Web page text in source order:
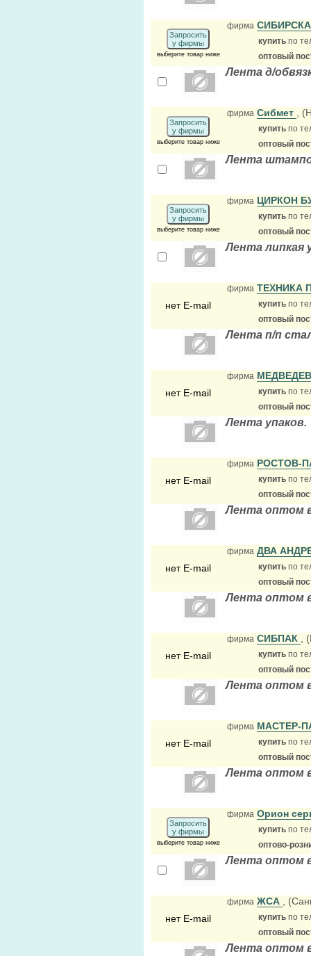
Запросить
у фирмы
выберите товар ниже
фирма
купить по
оптовый
Лента д/
Запросить
у фирмы
выберите товар ниже
фирма Сибмет ,
купить по
оптовый
Лента
Запросить
у фирмы
выберите товар ниже
фирма ЦИРКОН
купить по
оптовый
Лента липкая
нет E-mail
фирма ТЕХНИКА
купить по
оптовый
Лента п/п
нет E-mail
фирма
купить по
оптовый
Лента упаков.
нет E-mail
фирма РОСТОВ-
купить по
оптовый
Лента оптом
нет E-mail
фирма ДВА
купить по
оптовый
Лента оптом
нет E-mail
фирма СИБПАК ,
купить по
оптовый
Лента оптом
нет E-mail
фирма МАСТЕР-
купить по
оптовый
Лента оптом
Запросить
у фирмы
выберите товар ниже
фирма Орион
купить по
оптово-
Лента оптом
нет E-mail
фирма ЖСА ,
купить по
оптовый
Лента оптом